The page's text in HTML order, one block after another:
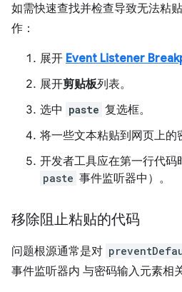
如需快速查找并检查导致无法粘
作：
展开 Event Listener
展开剪贴板列表。
选中 paste 复选框。
将一些文本粘贴到网页上的
开发者工具应在第一行代码
paste 事件监听器中）。
移除阻止粘贴的代码
问题根源通常是对
事件监听器内 与密码输入元素相